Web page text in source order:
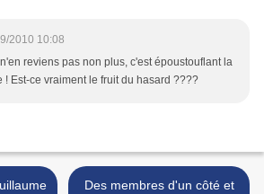
2010 10:08
reviens pas non plus, c'est époustouflant la
! Est-ce vraiment le fruit du hasard ????
Des membres d'un côté et